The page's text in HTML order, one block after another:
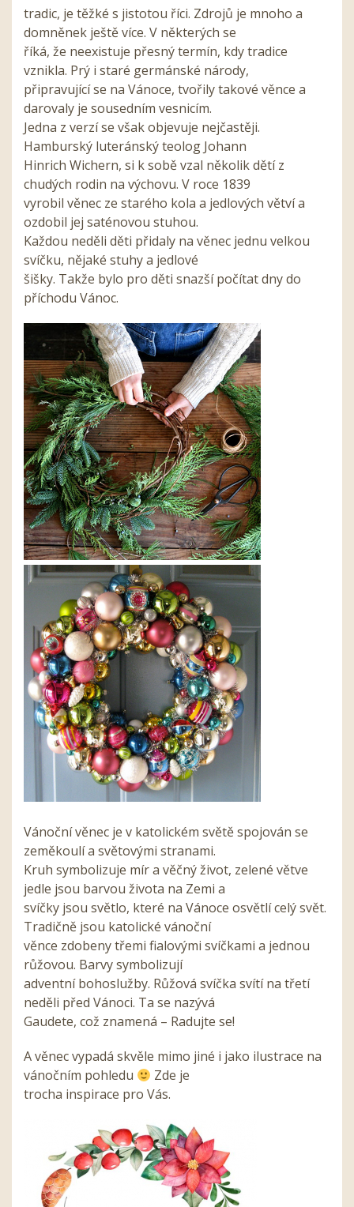
tradic, je těžké s jistotou říci. Zdrojů je mnoho a
domněnek ještě více. V některých se
říká, že neexistuje přesný termín, kdy tradice
vznikla. Prý i staré germánské národy,
připravující se na Vánoce, tvořily takové věnce a
darovaly je sousedním vesnicím.
Jedna z verzí se však objevuje nejčastěji.
Hamburský luteránský teolog Johann
Hinrich Wichern, si k sobě vzal několik dětí z
chudých rodin na výchovu. V roce 1839
vyrobil věnec ze starého kola a jedlových větví a
ozdobil jej saténovou stuhou.
Každou neděli děti přidaly na věnec jednu velkou
svíčku, nějaké stuhy a jedlové
šišky. Takže bylo pro děti snazší počítat dny do
příchodu Vánoc.
Vánoční věnec je v katolickém světě spojován se
zeměkoulí a světovými stranami.
Kruh symbolizuje mír a věčný život, zelené větve
jedle jsou barvou života na Zemi a
svíčky jsou světlo, které na Vánoce osvětlí celý svět.
Tradičně jsou katolické vánoční
věnce zdobeny třemi fialovými svíčkami a jednou
růžovou. Barvy symbolizují
adventní bohoslužby. Růžová svíčka svítí na třetí
neděli před Vánoci. Ta se nazývá
Gaudete, což znamená – Radujte se!
A věnec vypadá skvěle mimo jiné i jako ilustrace na
vánočním pohledu
Zde je
trocha inspirace pro Vás.